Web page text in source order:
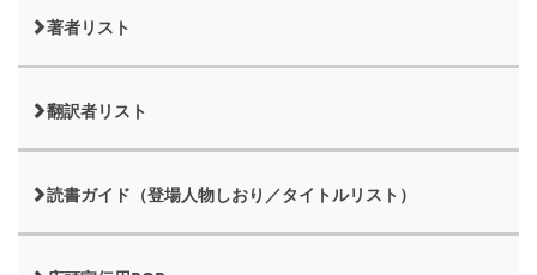
著者リスト
翻訳者リスト
読書ガイド（登場人物しおり／タイトルリスト）